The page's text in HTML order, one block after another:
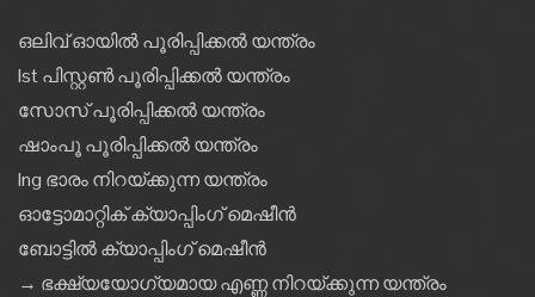
ഒലിവ് ഓയിൽ പൂരിപ്പിക്കൽ യന്ത്രം
Ist പിസ്റ്റൺ പൂരിപ്പിക്കൽ യന്ത്രം
സോസ് പൂരിപ്പിക്കൽ യന്ത്രം
ഷാംപൂ പൂരിപ്പിക്കൽ യന്ത്രം
Ing ഭാരം നിറയ്ക്കുന്ന യന്ത്രം
ഓട്ടോമാറ്റിക് ക്യാപ്പിംഗ് മെഷീൻ
ബോട്ടിൽ ക്യാപ്പിംഗ് മെഷീൻ
→ ഭക്ഷ്യയോഗ്യമായ എണ്ണ നിറയ്ക്കുന്ന യന്ത്രം